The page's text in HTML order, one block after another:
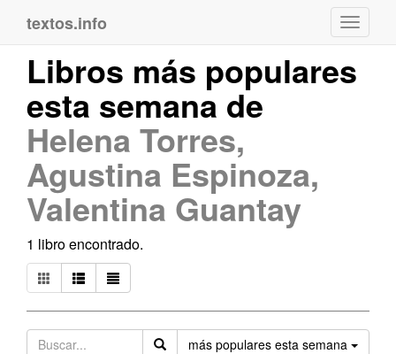
textos.info
Libros más populares
esta semana de
Helena Torres,
Agustina Espinoza,
Valentina Guantay
1 libro encontrado.
más populares esta semana